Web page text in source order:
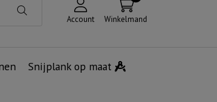
Account Winkelmand
Snijplank op maat